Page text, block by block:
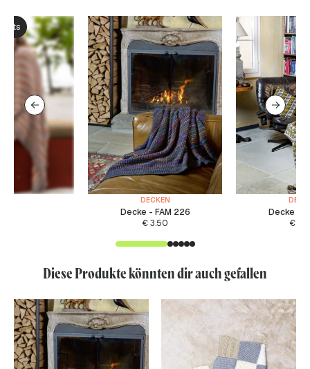
DECKEN
Decke - FAM 226
€3.50
Decke -
€
Diese Produkte könnten dir auch gefallen